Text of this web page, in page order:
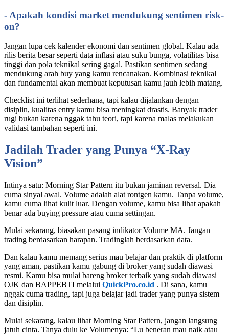
- Apakah kondisi market mendukung sentimen risk-
on?
Jangan lupa cek kalender ekonomi dan sentimen global. Kalau ada
rilis berita besar seperti data inflasi atau suku bunga, volatilitas bisa
tinggi dan pola teknikal sering gagal. Pastikan sentimen sedang
mendukung arah buy yang kamu rencanakan. Kombinasi teknikal
dan fundamental akan membuat keputusan kamu jauh lebih matang.
Checklist ini terlihat sederhana, tapi kalau dijalankan dengan
disiplin, kualitas entry kamu bisa meningkat drastis. Banyak trader
rugi bukan karena nggak tahu teori, tapi karena malas melakukan
validasi tambahan seperti ini.
Jadilah Trader yang Punya “X-Ray
Vision”
Intinya satu: Morning Star Pattern itu bukan jaminan reversal. Dia
cuma sinyal awal. Volume adalah alat rontgen kamu. Tanpa volume,
kamu cuma lihat kulit luar. Dengan volume, kamu bisa lihat apakah
benar ada buying pressure atau cuma settingan.
Mulai sekarang, biasakan pasang indikator Volume MA. Jangan
trading berdasarkan harapan. Tradinglah berdasarkan data.
Dan kalau kamu memang serius mau belajar dan praktik di platform
yang aman, pastikan kamu gabung di broker yang sudah diawasi
resmi. Kamu bisa mulai bareng broker terbaik yang sudah diawasi
OJK dan BAPPEBTI melalui QuickPro.co.id . Di sana, kamu
nggak cuma trading, tapi juga belajar jadi trader yang punya sistem
dan disiplin.
Mulai sekarang, kalau lihat Morning Star Pattern, jangan langsung
jatuh cinta. Tanya dulu ke Volumenya: “Lu beneran mau naik atau